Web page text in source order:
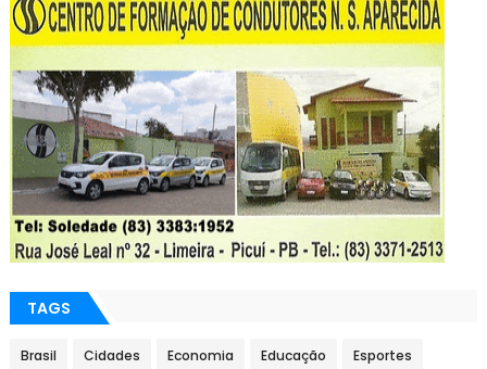
TAGS
Brasil Cidades Economia Educação Esportes